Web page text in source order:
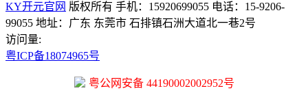
KY开元官网 版权所有 手机：15920699055 电话：15-9206-
99055 地址：广东 东莞市 石排镇石洲大道北一巷2号
访问量:
粤ICP备18074965号
粤公网安备 44190002002952号